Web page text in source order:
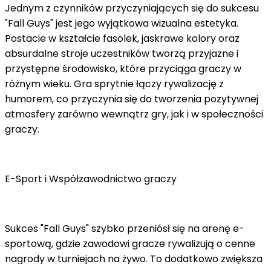
Jednym z czynników przyczyniających się do sukcesu
"Fall Guys" jest jego wyjątkowa wizualna estetyka.
Postacie w kształcie fasolek, jaskrawe kolory oraz
absurdalne stroje uczestników tworzą przyjazne i
przystępne środowisko, które przyciąga graczy w
różnym wieku. Gra sprytnie łączy rywalizację z
humorem, co przyczynia się do tworzenia pozytywnej
atmosfery zarówno wewnątrz gry, jak i w społeczności
graczy.
E-Sport i Współzawodnictwo graczy
Sukces "Fall Guys" szybko przeniósł się na arenę e-
sportową, gdzie zawodowi gracze rywalizują o cenne
nagrody w turniejach na żywo. To dodatkowo zwiększa